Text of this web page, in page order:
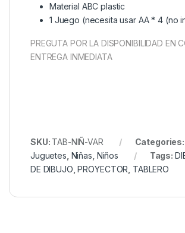
Material ABC plastic
1 Juego (necesita usar AA * 4 (no
PREGUTA POR LA DISPONIBILIDAD EN
ENTREGA INMEDIATA
SKU: TAB-NIÑ-VAR Categories:
Juguetes Niñas Niños Tags:
DE DIBUJO ,PROYECTOR TABLERO